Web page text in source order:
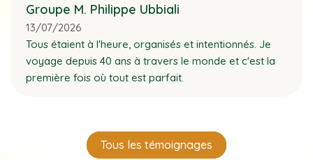
Groupe M. Philippe Ubbiali
13/07/2026
Tous étaient à l'heure, organisés et intentionnés. Je
voyage depuis 40 ans à travers le monde et c'est la
première fois où tout est parfait.
Tous les témoignages